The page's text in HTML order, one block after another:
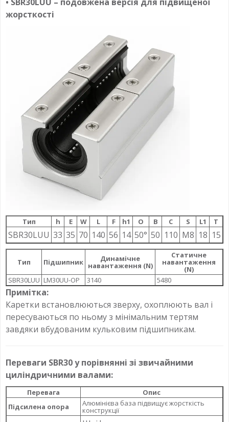
жорсткості
Тип h E W L F h1 О B C S L1 T
SBR30LUU 33 35 70 140 56 14 50° 50 110 M8 18 15
Тип Підшипник Динамічне
навантаження (N)
Статичне
навантаження
(N)
SBR30LUU LM30UU-OP 3140 5480
Примітка:
Каретки встановлюються зверху, охоплюють вал і
пересуваються по ньому з мінімальним тертям
завдяки вбудованим кульковим підшипникам.
Переваги SBR30 у порівнянні зі звичайними
циліндричними валами:
Перевага
Опис
Підсилена опора
Алюмінієва база підвищує жорсткість
конструкції